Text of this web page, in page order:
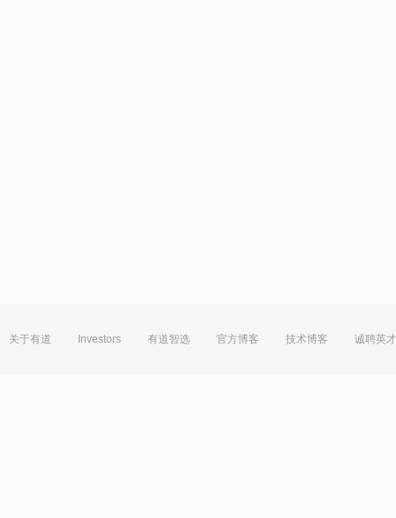
关于有道 Investors 有道智选 官方博客 技术博客 诚聘英才